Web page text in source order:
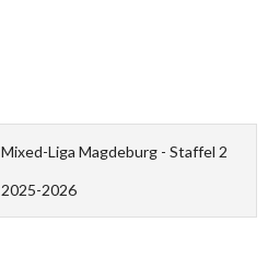
Mixed-Liga Magdeburg - Staffel 2
2025-2026